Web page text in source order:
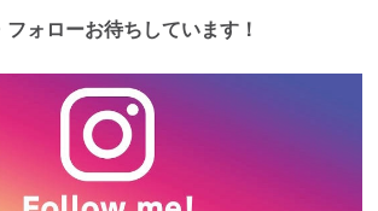
ォローお待ちしています！